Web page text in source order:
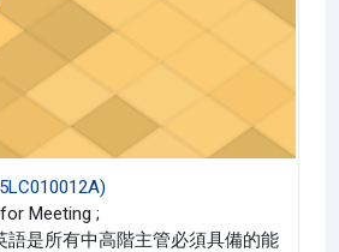
Meeting ;
語是所有中高階主管必須具備的能